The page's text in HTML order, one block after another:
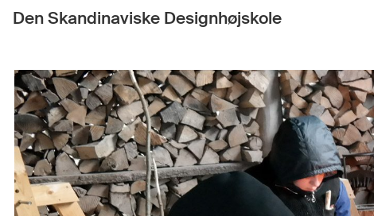
Den Skandinaviske Designhøjskole